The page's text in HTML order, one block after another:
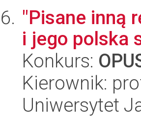
"Pisane inną
i jego polska
Konkurs:
Kierownik:
Uniwersytet